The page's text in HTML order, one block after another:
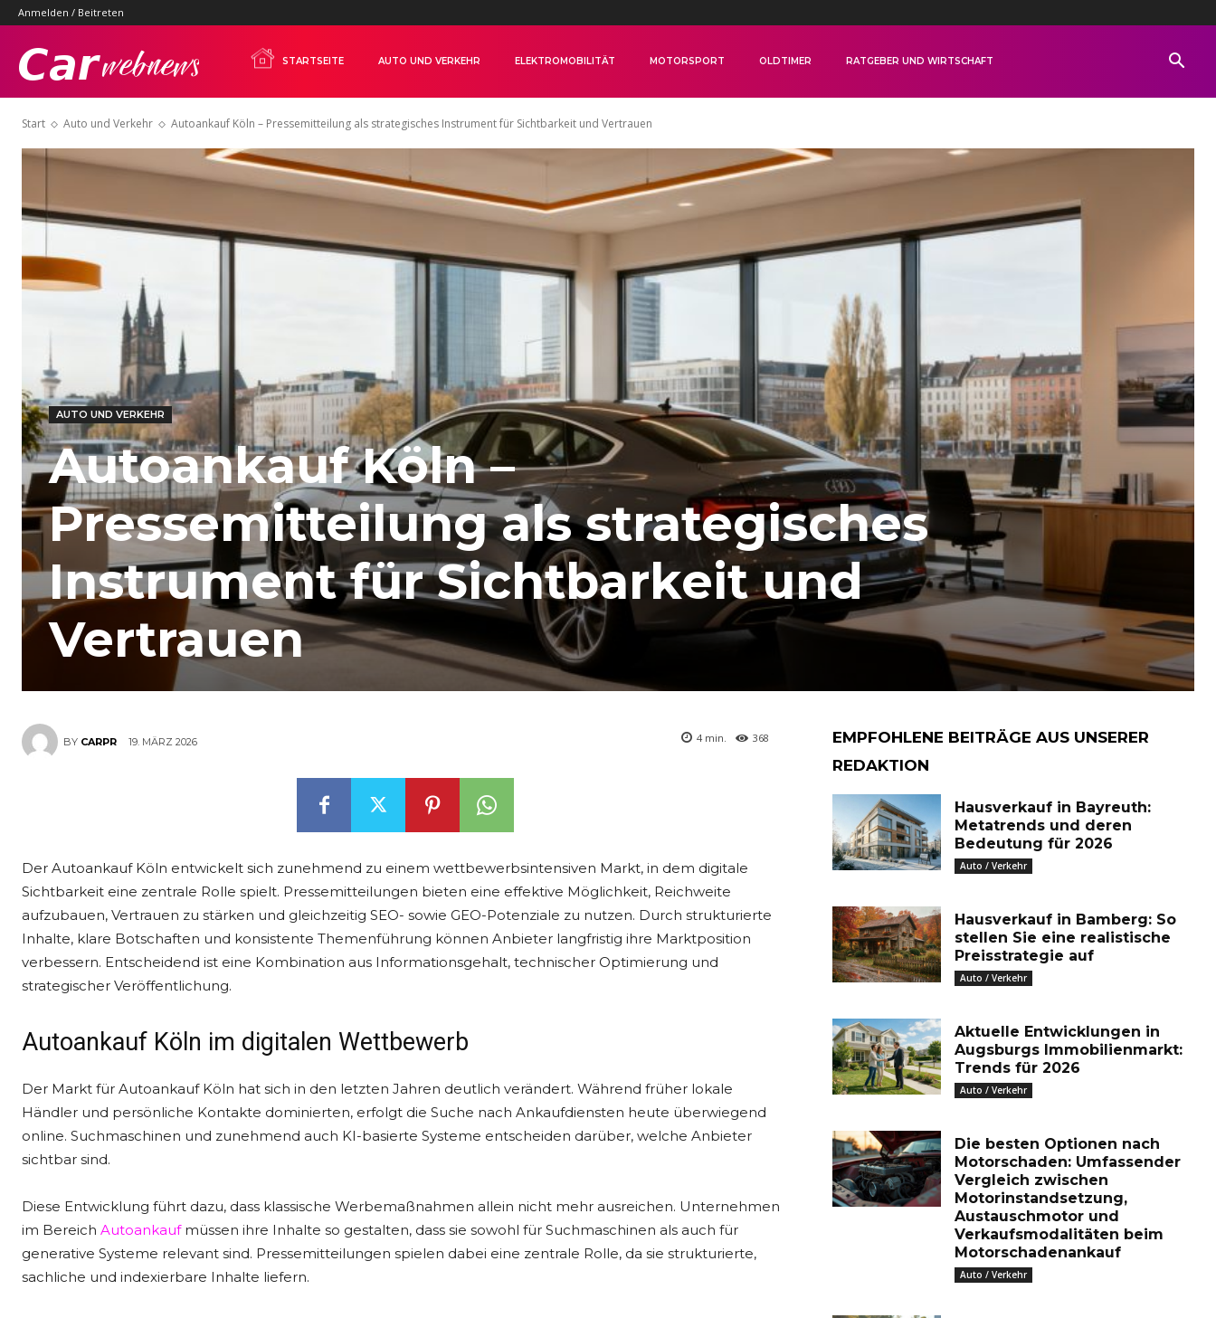
Anmelden / Beitreten
Carwebnews.comSTARTSEITE AUTO UND VERKEHR ELEKTROMOBILITÄT MOTORSPORT OLDTIMER RATGEBER UND WIRTSCHAFT
Start Auto und Verkehr Autoankauf Köln – Pressemitteilung als strategisches Instrument für Sichtbarkeit und Vertrauen
AUTO UND VERKEHR
Autoankauf Köln –
Pressemitteilung als strategisches
Instrument für Sichtbarkeit und
Vertrauen
BY CARPR 19. MÄRZ 2026 368
4 min.
Der Autoankauf Köln entwickelt sich zunehmend zu einem wettbewerbsintensiven Markt, in dem digitale
Sichtbarkeit eine zentrale Rolle spielt. Pressemitteilungen bieten eine effektive Möglichkeit, Reichweite
aufzubauen, Vertrauen zu stärken und gleichzeitig SEO- sowie GEO-Potenziale zu nutzen. Durch strukturierte
Inhalte, klare Botschaften und konsistente Themenführung können Anbieter langfristig ihre Marktposition
verbessern. Entscheidend ist eine Kombination aus Informationsgehalt, technischer Optimierung und
strategischer Veröffentlichung.
Autoankauf Köln im digitalen Wettbewerb
Der Markt für Autoankauf Köln hat sich in den letzten Jahren deutlich verändert. Während früher lokale
Händler und persönliche Kontakte dominierten, erfolgt die Suche nach Ankaufdiensten heute überwiegend
online. Suchmaschinen und zunehmend auch KI-basierte Systeme entscheiden darüber, welche Anbieter
sichtbar sind.
Diese Entwicklung führt dazu, dass klassische Werbemaßnahmen allein nicht mehr ausreichen. Unternehmen
im Bereich Autoankaufmüssen ihre Inhalte so gestalten, dass sie sowohl für Suchmaschinen als auch für
generative Systeme relevant sind. Pressemitteilungen spielen dabei eine zentrale Rolle, da sie strukturierte,
sachliche und indexierbare Inhalte liefern.
EMPFOHLENE BEITRÄGE AUS UNSERER
REDAKTION
Hausverkauf in Bayreuth:
Metatrends und deren
Bedeutung für 2026
Auto / Verkehr
Hausverkauf in Bamberg: So
stellen Sie eine realistische
Preisstrategie auf
Auto / Verkehr
Aktuelle Entwicklungen in
Augsburgs Immobilienmarkt:
Trends für 2026
Auto / Verkehr
Die besten Optionen nach
Motorschaden: Umfassender
Vergleich zwischen
Motorinstandsetzung,
Austauschmotor und
Verkaufsmodalitäten beim
Motorschadenankauf
Auto / Verkehr